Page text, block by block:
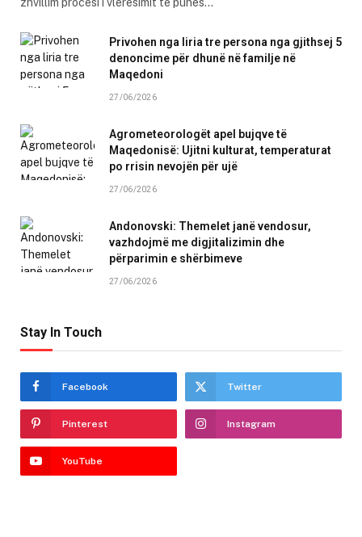
zhvillim procesi i vlerësimit të punës…
Privohen nga liria tre persona nga gjithsej 5
denoncime për dhunë në familje në
Maqedoni
27/06/2026
Agrometeorologët apel bujqve të
Maqedonisë: Ujitni kulturat, temperaturat
po rrisin nevojën për ujë
27/06/2026
Andonovski: Themelet janë vendosur,
vazhdojmë me digjitalizimin dhe
përparimin e shërbimeve
27/06/2026
Stay In Touch
Facebook Twitter
Pinterest Instagram
YouTube